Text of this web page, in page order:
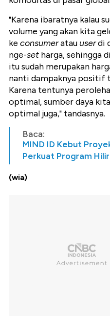
"Karena ibaratnya kalau
volume yang akan kita
ke consumeratauuserdi
nge-set harga, sehingga
itu sudah merupakan
nanti dampaknya positif
Karena tentunya
optimal, sumber daya
optimal juga," tandasnya.
Baca:
MIND ID Kebut
Perkuat Program
(wia)